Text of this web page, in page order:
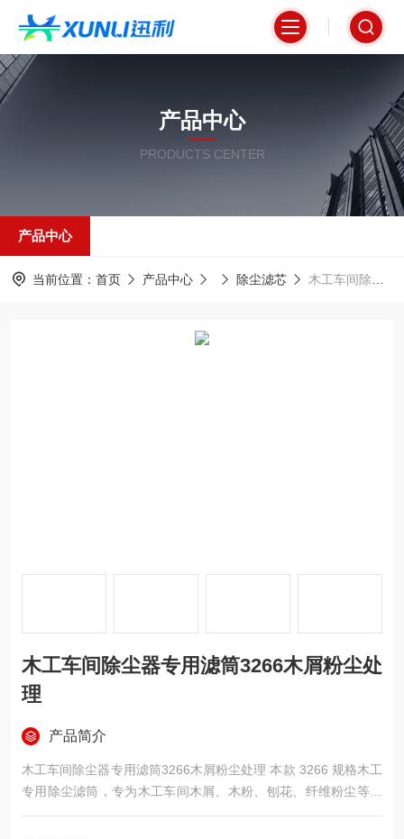
产品中心
PRODUCTS CENTER
产品中心
当前位置： 首页 产品中心 除尘滤芯 木工车间除尘器专用滤筒3266木屑粉尘处理
木工车间除尘器专用滤筒3266木屑粉尘处
理
产品简介
木工车间除尘器专用滤筒3266木屑粉尘处理 本款 3266 规格木工
专用除尘滤筒，专为木工车间木屑、木粉、刨花、纤维粉尘等轻
质易堵粉尘工况设计，适配各类木工中央除尘、单机除尘器、打